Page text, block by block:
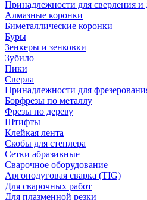
Принадлежности для сверления и
Алмазные коронки
Биметаллические коронки
Буры
Зенкеры и зенковки
Зубило
Пики
Сверла
Принадлежности для
Борфрезы по металлу
Фрезы по дереву
Штифты
Клейкая лента
Скобы для степлера
Сетки абразивные
Сварочное оборудование
Аргонодуговая сварка (TIG)
Для сварочных работ
Для плазменной резки